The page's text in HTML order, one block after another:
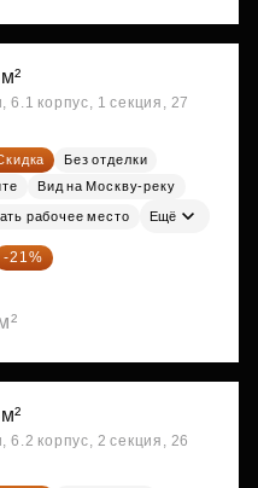
корпус, 1 секция, 27
Без отделки
Вид на Москву-реку
рабочее место Ещё
-21%
корпус, 2 секция, 26